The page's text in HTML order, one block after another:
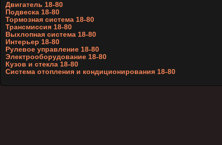
Двигатель 18-80
Подвеска 18-80
Тормозная система 18-80
Трансмиссия 18-80
Выхлопная система 18-80
Интерьер 18-80
Рулевое управление 18-80
Электрооборудование 18-80
Кузов и стекла 18-80
Система отопления и кондиционирования 18-80